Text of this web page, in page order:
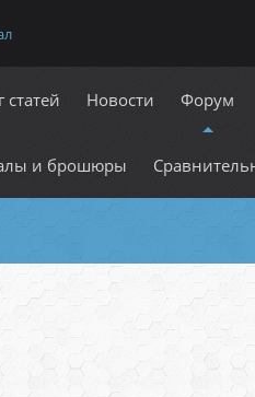
статей Новости Форум
и брошюры